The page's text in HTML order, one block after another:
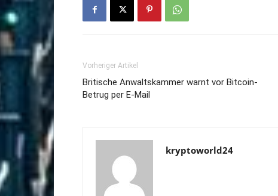
Vorheriger Artikel
Britische Anwaltskammer warnt vor Bitcoin-
Betrug per E-Mail
kryptoworld24